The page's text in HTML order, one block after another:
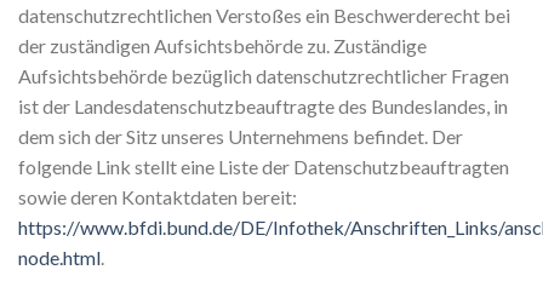
datenschutzrechtlichen Verstoßes ein Beschwerderecht bei
der zuständigen Aufsichtsbehörde zu. Zuständige
Aufsichtsbehörde bezüglich datenschutzrechtlicher Fragen
ist der Landesdatenschutzbeauftragte des Bundeslandes, in
dem sich der Sitz unseres Unternehmens befindet. Der
folgende Link stellt eine Liste der Datenschutzbeauftragten
sowie deren Kontaktdaten bereit:
https://www.bfdi.bund.de/DE/Infothek/Anschriften_Links/
node.html.